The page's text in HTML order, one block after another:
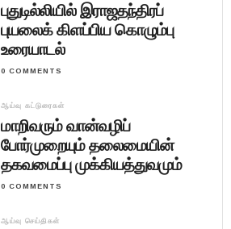
புதுடில்லியில் இராஜதந்திரப்
புயலைக் கிளப்பிய கொழும்பு
உரையாடல்
0 COMMENTS
ஆய்வு கட்டுரைகள்
மாறிவரும் வான்வழிப்
போர்முறையும் தலைமையின்
தகவமைப்பு முக்கியத்துவமும்
0 COMMENTS
ஆய்வு செய்திகள்